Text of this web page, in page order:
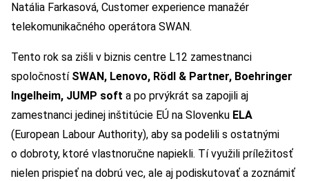
Natália Farkasová, Customer experience manažér
telekomunikačného operátora SWAN.
Tento rok sa zišli v biznis centre L12 zamestnanci
spoločností SWAN, Lenovo, Rödl & Partner, Boehringer
Ingelheim, JUMP soft a po prvýkrát sa zapojili aj
zamestnanci jedinej inštitúcie EÚ na Slovenku ELA
(European Labour Authority), aby sa podelili s ostatnými
o dobroty, ktoré vlastnoručne napiekli. Tí využili príležitosť
nielen prispieť na dobrú vec, ale aj podiskutovať a zoznámiť